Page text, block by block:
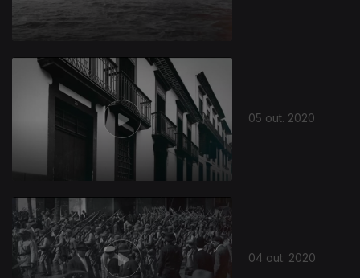
05 out. 2020
04 out. 2020